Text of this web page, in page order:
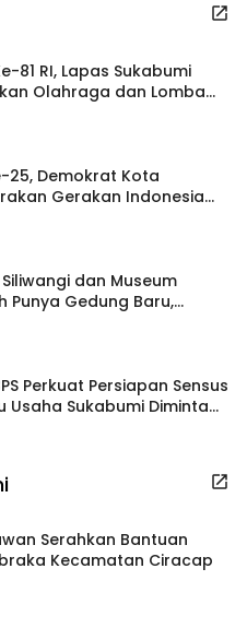
81 RI, Lapas Sukabumi
Olahraga dan Lomba
25, Demokrat Kota
Gerakan Indonesia
Masjid Agung
dan Museum
Punya Gedung Baru,
Dipisahkan
Perkuat Persiapan Sensus
Usaha Sukabumi Diminta
Serahkan Bantuan
Kecamatan Ciracap